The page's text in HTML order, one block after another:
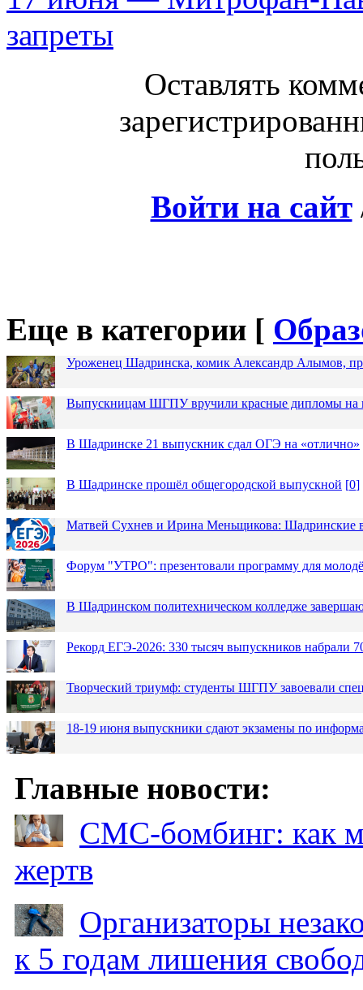
запреты
Оставлять
Войти на сайт
Еще в категории [
Уроженец Шадринска, комик Александр Алымов,
Выпускницам ШГПУ вручили красные дипломы на
В Шадринске 21 выпускник сдал ОГЭ на «отлично»
В Шадринске прошёл общегородской выпускной [0]
Матвей Сухнев и Ирина Меньщикова: Шадринские
Форум "УТРО": презентовали программу для
В Шадринском политехническом колледже
Рекорд ЕГЭ-2026: 330 тысяч выпускников набрали
Творческий триумф: студенты ШГПУ завоевали
18-19 июня выпускники сдают экзамены по
Главные новости:
СМС-бомбинг: как
жертв
Организаторы
к 5 годам лишения